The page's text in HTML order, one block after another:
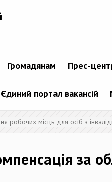
Громадянам Прес-
Єдиний портал вакансій
робочих місць для осіб з
за